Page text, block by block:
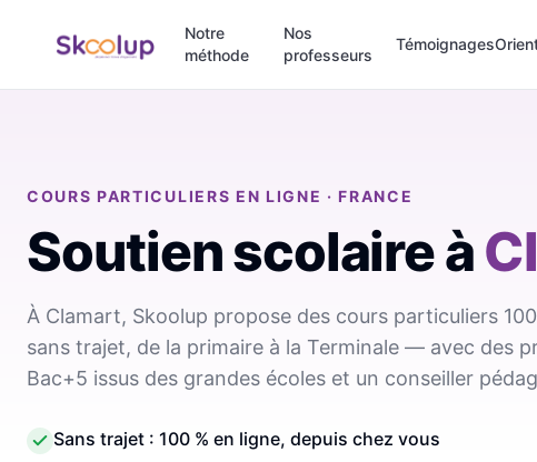
Notre
méthode
Nos
professeurs
Témoignages
COURS PARTICULIERS EN LIGNE · FRANCE
Soutien scolaireà
À Clamart, Skoolup propose des cours particuliers
sans trajet, de la primaire à la Terminale — avec des
Bac+5 issus des grandes écoles et un conseiller
Sans trajet : 100 % en ligne, depuis chez vous